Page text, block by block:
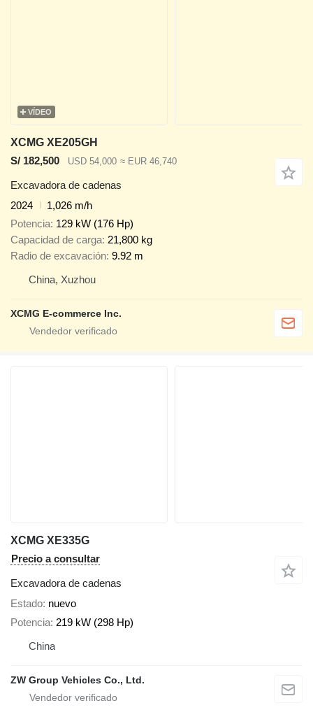
VÍDEO
XCMG XE205GH
S/ 182,500
USD 54,000 ≈ EUR 46,740
Excavadora de cadenas
2024
1,026 m/h
Potencia 129 kW (176 Hp)
Capacidad de carga 21,800 kg
Radio de excavación 9.92 m
China, Xuzhou
XCMG E-commerce Inc.
XCMG XE335G
Precio a consultar
Excavadora de cadenas
Estado nuevo
Potencia 219 kW (298 Hp)
China
ZW Group Vehicles Co., Ltd.